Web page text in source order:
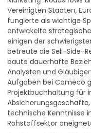
Vereinigten Staaten,
fungierte als wichtige
entwickelte
einigen der
betreute die Sell-Side-
baute dauerhafte
Analysten und
Aufgaben bei Cameco
Projektbuchhaltung für
technische Kenntnisse
Rohstoffsektor